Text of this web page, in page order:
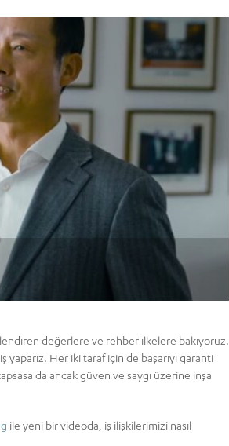
değerlere ve rehber ilkelere bakıyoruz.
Her iki taraf için de başarıyı garanti
da ancak güven ve saygı üzerine inşa
ile yeni bir videoda, iş ilişkilerimizi nasıl